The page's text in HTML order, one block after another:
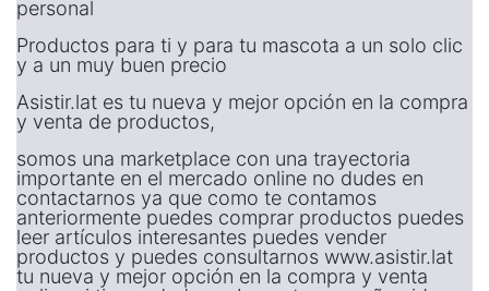
personal
Productos para ti y para tu mascota a un solo clic
y a un muy buen precio
Asistir.lat es tu nueva y mejor opción en la compra
y venta de productos,
somos una marketplace con una trayectoria
importante en el mercado online no dudes en
contactarnos ya que como te contamos
anteriormente puedes comprar productos puedes
leer artículos interesantes puedes vender
productos y puedes consultarnos www.asistir.lat
tu nueva y mejor opción en la compra y venta